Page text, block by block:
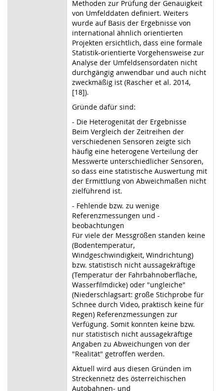
Methoden zur Prüfung der Genauigkeit
von Umfelddaten definiert. Weiters
wurde auf Basis der Ergebnisse von
international ähnlich orientierten
Projekten ersichtlich, dass eine formale
Statistik-orientierte Vorgehensweise zur
Analyse der Umfeldsensordaten nicht
durchgängig anwendbar und auch nicht
zweckmäßig ist (Rascher et al. 2014,
[18]).
Gründe dafür sind:
- Die Heterogenität der Ergebnisse
Beim Vergleich der Zeitreihen der
verschiedenen Sensoren zeigte sich
häufig eine heterogene Verteilung der
Messwerte unterschiedlicher Sensoren,
so dass eine statistische Auswertung mit
der Ermittlung von Abweichmaßen nicht
zielführend ist.
- Fehlende bzw. zu wenige
Referenzmessungen und -
beobachtungen
Für viele der Messgrößen standen keine
(Bodentemperatur,
Windgeschwindigkeit, Windrichtung)
bzw. statistisch nicht aussagekräftige
(Temperatur der Fahrbahnoberfläche,
Wasserfilmdicke) oder "ungleiche"
(Niederschlagsart: große Stichprobe für
Schnee durch Video, praktisch keine für
Regen) Referenzmessungen zur
Verfügung. Somit konnten keine bzw.
nur statistisch nicht aussagekräftige
Angaben zu Abweichungen von der
"Realität" getroffen werden.
Aktuell wird aus diesen Gründen im
Streckennetz des österreichischen
Autobahnen- und